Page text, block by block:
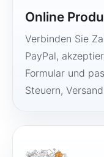
Online
Verbinden Sie
PayPal,
Formular und
Steuern,